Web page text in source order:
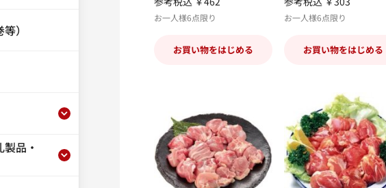
）
品・
お一人様6点限り
お買い物をはじめる
お一人様6点限り
お買い物をはじめる